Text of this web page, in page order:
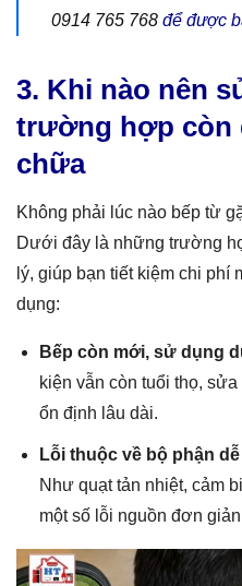
0914 765 768 để được
3. Khi nào nên
trường hợp còn
chữa
Không phải lúc nào bếp từ
Dưới đây là những trường
lý, giúp bạn tiết kiệm chi phí
dụng:
Bếp còn mới, sử dụng
kiện vẫn còn tuổi thọ,
ổn định lâu dài.
Lỗi thuộc về bộ phận
Như quạt tản nhiệt, cảm
một số lỗi nguồn đơn